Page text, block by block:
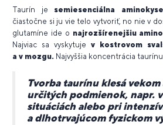
Taurín je semiesenciálna
čiastočne si ju vie telo vytvoriť, no nie v
glutamíne ide o najrozšírenejšiu
Najviac sa vyskytuje v kostrovom
a v mozgu. Najvyššia koncentrácia
Tvorba taurínu klesá vekom
určitých podmienok, napr.
situáciách alebo pri
a dlhotrvajúcom fyzickom